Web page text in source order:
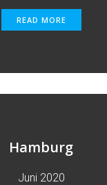
READ MORE
Hamburg
Juni 2020